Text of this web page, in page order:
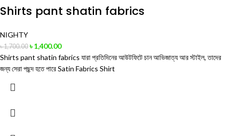
Shirts pant shatin fabrics
NIGHTY
৳1,700.00 ৳1,400.00
Shirts pant shatin fabrics যারা প্রতিদিনের আউটফিটে চান আভিজাত্য আর স্টাইল, তাদের
জন্য সেরা পছন্দ হতে পারে Satin Fabrics Shirt